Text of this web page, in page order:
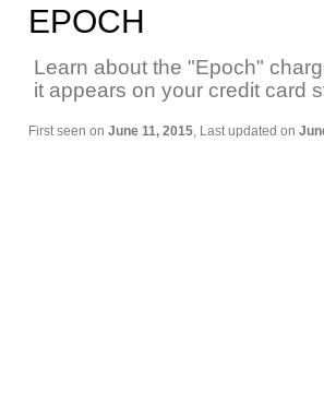
EPOCH
Learn about the "Epoch"
it appears on your credit card
First seen on June 11, 2015, Last updated on